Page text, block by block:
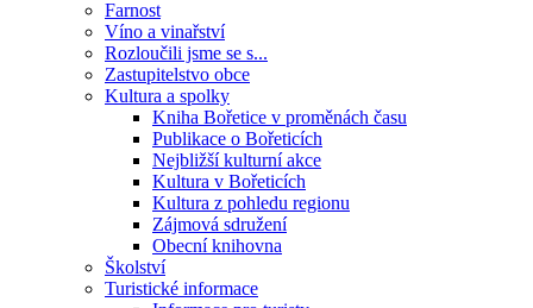
Farnost
Víno a vinařství
Rozloučili jsme se s...
Zastupitelstvo obce
Kultura a spolky
Kniha Bořetice v proměnách času
Publikace o Bořeticích
Nejbližší kulturní akce
Kultura v Bořeticích
Kultura z pohledu regionu
Zájmová sdružení
Obecní knihovna
Školství
Turistické informace